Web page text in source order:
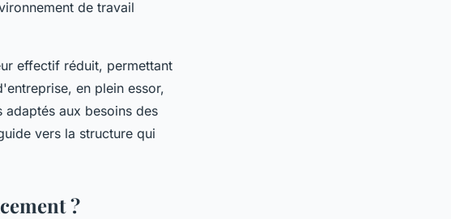
de travail
effectif réduit, permettant
en plein essor,
aux besoins des
vers la structure qui
?